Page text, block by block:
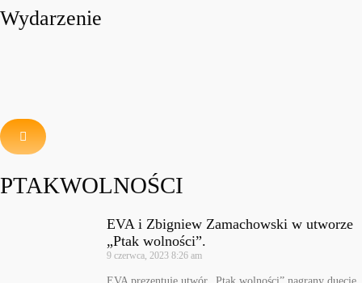
Wydarzenie
PTAKWOLNOŚCI
EVA i Zbigniew Zamachowski w utworze
„Ptak wolności”.
9 czerwca, 2023 8:26 am